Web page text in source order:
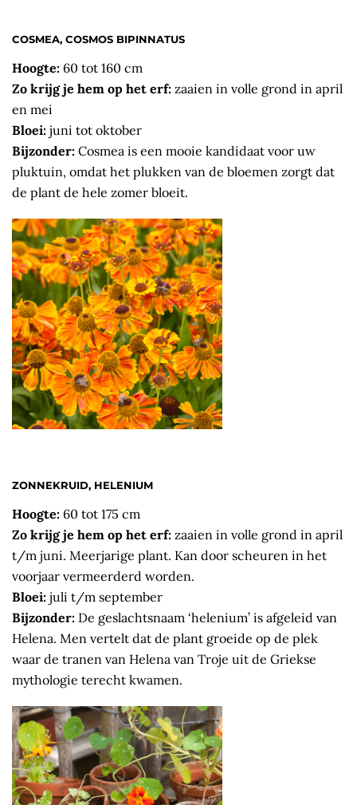
COSMEA, COSMOS BIPINNATUS
Hoogte: 60 tot 160 cm
Zo krijg je hem op het erf: zaaien in volle grond in april
en mei
Bloei: juni tot oktober
Bijzonder: Cosmea is een mooie kandidaat voor uw
pluktuin, omdat het plukken van de bloemen zorgt dat
de plant de hele zomer bloeit.
ZONNEKRUID, HELENIUM
Hoogte: 60 tot 175 cm
Zo krijg je hem op het erf: zaaien in volle grond in april
t/m juni. Meerjarige plant. Kan door scheuren in het
voorjaar vermeerderd worden.
Bloei: juli t/m september
Bijzonder: De geslachtsnaam ‘helenium’ is afgeleid van
Helena. Men vertelt dat de plant groeide op de plek
waar de tranen van Helena van Troje uit de Griekse
mythologie terecht kwamen.